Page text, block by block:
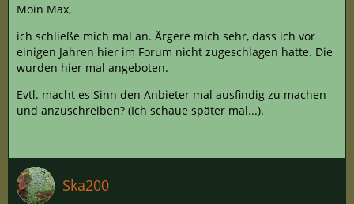
Moin Max,
ich schließe mich mal an. Ärgere mich sehr, dass ich vor
einigen Jahren hier im Forum nicht zugeschlagen hatte. Die
wurden hier mal angeboten.
Evtl. macht es Sinn den Anbieter mal ausfindig zu machen
und anzuschreiben? (Ich schaue später mal...).
Ska200